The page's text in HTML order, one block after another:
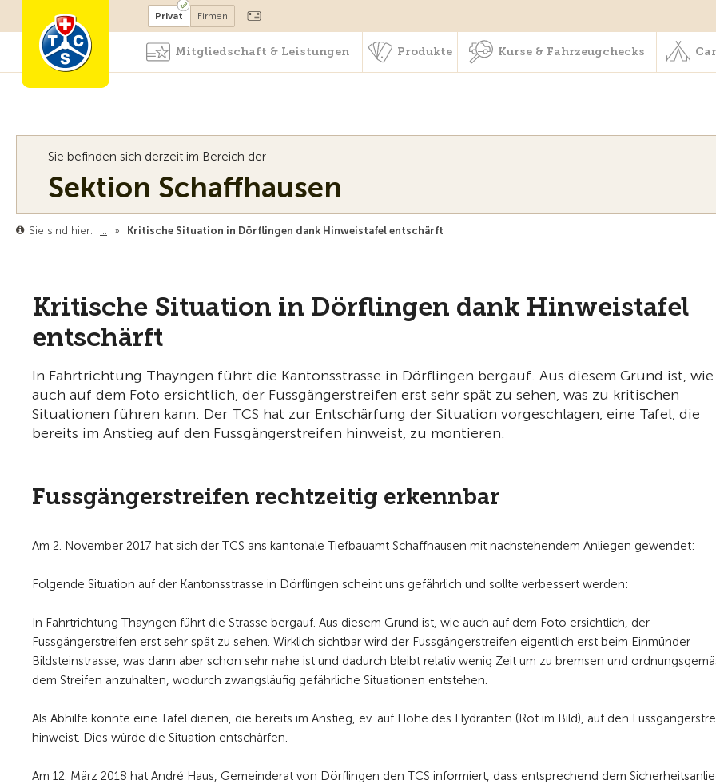
Mitglied werden
Privat Firmen
Mitgliedschaft & Leistungen Produkte Kurse & Fahrzeugchecks
Sie befinden sich derzeit im Bereich der
Sektion Schaffhausen
Sie sind hier: … » Kritische Situation in Dörflingen dank Hinweistafel entschärft
Kritische Situation in Dörflingen dank Hinweistafel
entschärft
In Fahrtrichtung Thayngen führt die Kantonsstrasse in Dörflingen bergauf. Aus diesem Grund ist, wie
auch auf dem Foto ersichtlich, der Fussgängerstreifen erst sehr spät zu sehen, was zu kritischen
Situationen führen kann. Der TCS hat zur Entschärfung der Situation vorgeschlagen, eine Tafel, die
bereits im Anstieg auf den Fussgängerstreifen hinweist, zu montieren.
Fussgängerstreifen rechtzeitig erkennbar
Am 2. November 2017 hat sich der TCS ans kantonale Tiefbauamt Schaffhausen mit nachstehendem Anliegen gewendet:
Folgende Situation auf der Kantonsstrasse in Dörflingen scheint uns gefährlich und sollte verbessert werden:
In Fahrtrichtung Thayngen führt die Strasse bergauf. Aus diesem Grund ist, wie auch auf dem Foto ersichtlich, der
Fussgängerstreifen erst sehr spät zu sehen. Wirklich sichtbar wird der Fussgängerstreifen eigentlich erst beim Einmünder
Bildsteinstrasse, was dann aber schon sehr nahe ist und dadurch bleibt relativ wenig Zeit um zu bremsen und
dem Streifen anzuhalten, wodurch zwangsläufig gefährliche Situationen entstehen.
Als Abhilfe könnte eine Tafel dienen, die bereits im Anstieg, ev. auf Höhe des Hydranten (Rot im Bild), auf den
hinweist. Dies würde die Situation entschärfen.
Am 12. März 2018 hat André Haus, Gemeinderat von Dörflingen den TCS informiert, dass entsprechend dem